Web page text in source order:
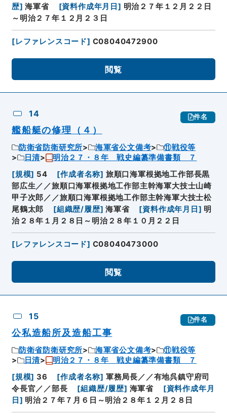
歴] 海軍省 [資料作成年月日] 明治２７年１２月２２日
～明治２７年１２月２３日
[レファレンスコード] C08040472900
閲覧
14 件名
艦船艇の修理（４）
防衛省防衛研究所 海軍省公文備考
⑪戦役等
日清
明治２７・８年 戦史編纂準備書類 ７
[規模] 54 [作成者名称] 旅順口海軍根拠地工作部長黒
部広生／／旅順口海軍根拠地工作部主幹海軍大技士山崎
甲子次郎／／旅順口海軍根拠地工作部主幹海軍大技士松
尾鶴太郎
[組織歴/履歴] 海軍省 [資料作成年月日 ] 明
治２８年１月２８日～明治２８年１０月２２日
[レファレンスコード] C08040473000
閲覧
15 件名
公私造船所及造船工事
防衛省防衛研究所 海軍省公文備考
⑪戦役等
日清
明治２７・８年 戦史編纂準備書類 ７
[規模] 36 [作成者名称] 軍務局長／／有地呉鎮守府司
令長官／／部長
[組織歴/履歴] 海軍省 [資料作成年月
日 ] 明治２７年７月６日～明治２８年１２月２８日